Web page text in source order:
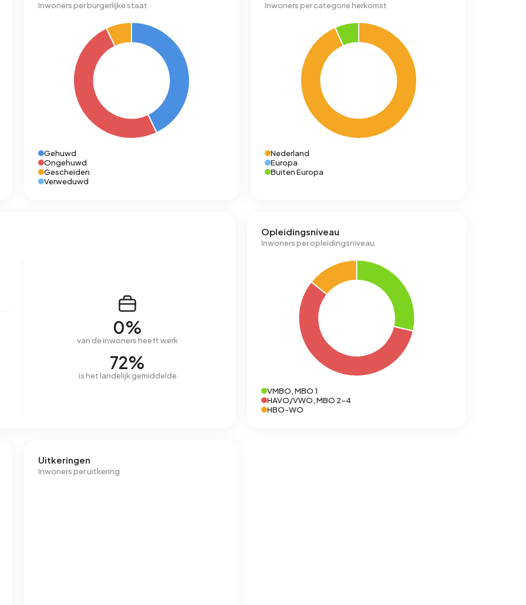
Inwoners per burgerlijke staat
Gehuwd
Ongehuwd
Gescheiden
Verweduwd
Inwoners per categorie herkomst
Nederland
Europa
Buiten Europa
0%
van de inwoners heeft werk
72%
is het landelijk gemiddelde
Opleidingsniveau
Inwoners per opleidingsniveau
VMBO, MBO 1
HAVO/VWO, MBO 2-4
HBO-WO
Uitkeringen
Inwoners per uitkering